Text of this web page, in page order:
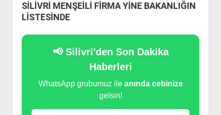
SİLİVRİ MENŞEİLİ FİRMA YİNE BAKANLIĞIN
LİSTESİNDE
📢 Silivri'den Son Dakika
Haberleri
WhatsApp grubumuz ile anında cebinize
gelsin!